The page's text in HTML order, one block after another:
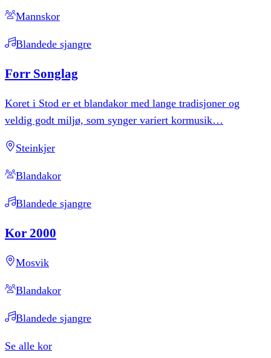
Mannskor
Blandede sjangre
Forr Songlag
Koret i Stod er et blandakor med lange tradisjoner og
veldig godt miljø, som synger variert kormusik…
Steinkjer
Blandakor
Blandede sjangre
Kor 2000
Mosvik
Blandakor
Blandede sjangre
Se alle kor